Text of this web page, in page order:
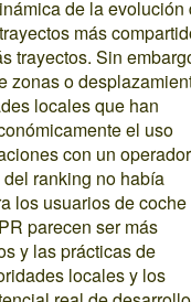
de la evolución
más
trayectos. Sin
zonas o
locales que han
el uso
con un
ranking no había
los usuarios de coche
parecen ser más
y las prácticas de
locales y los